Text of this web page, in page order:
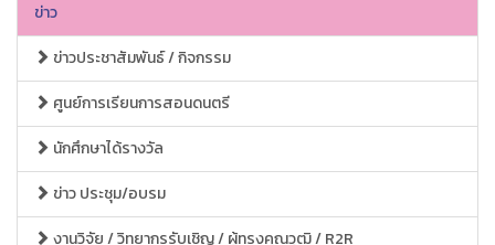
ข่าว
ข่าวประชาสัมพันธ์ / กิจกรรม
ศูนย์การเรียนการสอนดนตรี
นักศึกษาได้รางวัล
ข่าว ประชุม/อบรม
งานวิจัย / วิทยากรรับเชิญ / ผู้ทรงคุณวุฒิ / R2R